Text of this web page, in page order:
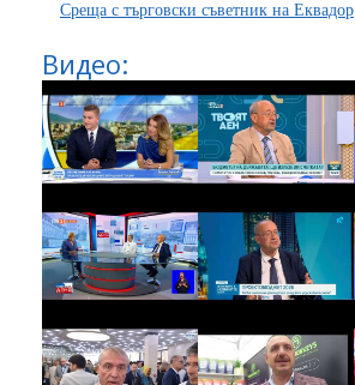
Среща с търговски съветник на Еквадор
Видео: